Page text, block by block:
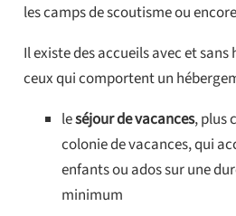
les camps de scoutisme ou
Il existe des accueils avec et
ceux qui comportent un
leséjour de vacances, plus
colonie de vacances, qui
enfants ou ados sur une
minimum